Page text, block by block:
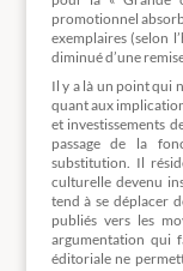
promotionnel
exemplaires (selon
diminué d’une
Il y a là un point qui
quant aux
et investissements
passage de la
substitution. Il
culturelle devenu
tend à se déplacer
publiés vers les
argumentation qui
éditoriale ne